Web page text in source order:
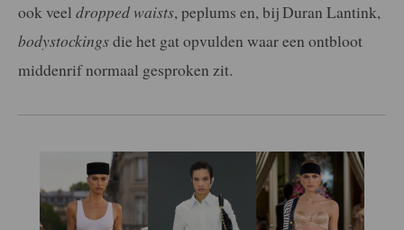
ook veel dropped waists, peplums en, bij Duran Lantink,
bodystockingsdie het gat opvulden waar een ontbloot
middenrif normaal gesproken zit.